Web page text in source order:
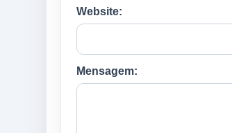
Website:
Mensagem: